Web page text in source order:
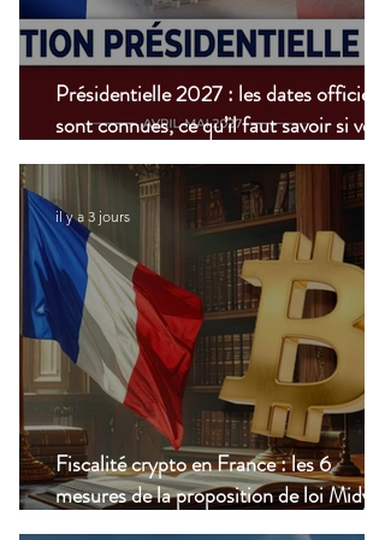
Présidentielle 2027 : les dates officielles
sont connues, ce qu’il faut savoir si vous
vivez à l’étranger
Fiscalité crypto en France : les 6
mesures de la proposition de loi Midy en
clair
il y a 3 jours